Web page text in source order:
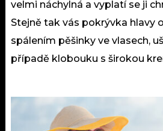
velmi náchylná a vyplatí se ji
Stejně tak vás pokrývka hlavy
spálením pěšinky ve vlasech,
případě klobouku s širokou